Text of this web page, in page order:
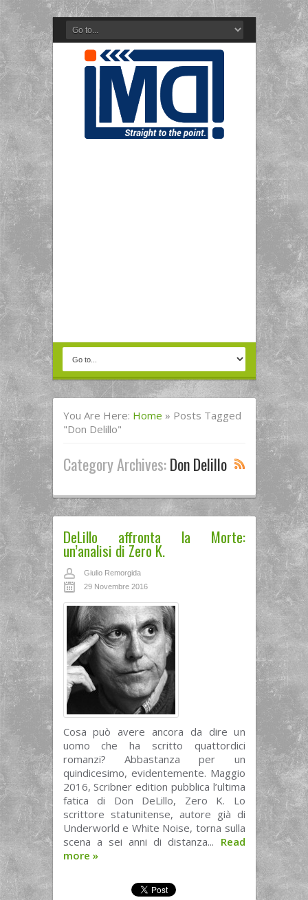
You Are Here: Home » Posts Tagged
"don Delillo"
Category Archives:Don Delillo
DeLillo affronta la Morte:
un’analisi di Zero K.
Giulio Remorgida
29 Novembre 2016
Cosa può avere ancora da dire un
uomo che ha scritto quattordici
romanzi? Abbastanza per un
quindicesimo, evidentemente. Maggio
2016, Scribner edition pubblica l’ultima
fatica di Don DeLillo, Zero K. Lo
scrittore statunitense, autore già di
Underworld e White Noise, torna sulla
scena a sei anni di distanza... Read
more »